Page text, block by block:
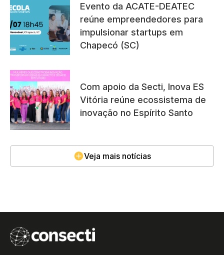
Evento da ACATE-DEATEC
reúne empreendedores para
impulsionar startups em
Chapecó (SC)
Com apoio da Secti, Inova ES
Vitória reúne ecossistema de
inovação no Espírito Santo
Veja mais notícias